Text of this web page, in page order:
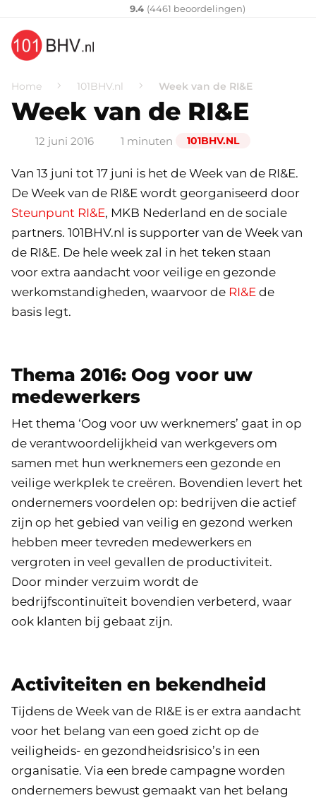
Klantenvertellen
9.410
(4461 ​ beoordelingen)
Home 101BHV.nl Week van de RI&E
Week van de RI&E
12 juni 2016 1 minuten 101BHV.NL
Van 13 juni tot 17 juni is het de Week van de RI&E.
De Week van de RI&E wordt georganiseerd door
Steunpunt RI&E, MKB Nederland en de sociale
partners. 101BHV.nl is supporter van de Week van
de RI&E. De hele week zal in het teken staan
voor extra aandacht voor veilige en gezonde
werkomstandigheden, waarvoor de RI&E de
basis legt.
Thema 2016: Oog voor uw
medewerkers
Het thema ‘Oog voor uw werknemers’ gaat in op
de verantwoordelijkheid van werkgevers om
samen met hun werknemers een gezonde en
veilige werkplek te creëren. Bovendien levert het
ondernemers voordelen op: bedrijven die actief
zijn op het gebied van veilig en gezond werken
hebben meer tevreden medewerkers en
vergroten in veel gevallen de productiviteit.
Door minder verzuim wordt de
bedrijfscontinuïteit bovendien verbeterd, waar
ook klanten bij gebaat zijn.
Activiteiten en bekendheid
Tijdens de Week van de RI&E is er extra aandacht
voor het belang van een goed zicht op de
veiligheids- en gezondheidsrisico’s in een
organisatie. Via een brede campagne worden
ondernemers bewust gemaakt van het belang